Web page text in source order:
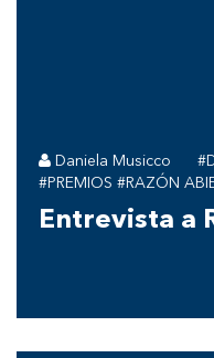
Daniela Musicco
#PREMIOS #RAZÓN
Entrevista a